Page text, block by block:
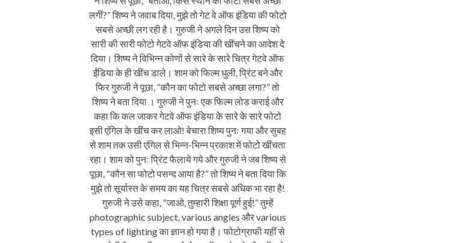
लगीं?” शिष्य ने जवाब दिया, मुझे तो गेट वे ऑफ इंडिया की फोटो
सबसे अच्छी लग रही है। गुरुजी ने अगले दिन उस शिष्य को
सारी की सारी फोटो गेटवे ऑफ इंडिया की खींचने का आदेश दे
दिया। शिष्य ने विभिन्न कोणों से सारे के सारे चित्र गेटवे ऑफ
ईंडिया के ही खींच डाले। शाम को फिल्म धुली, प्रिंट बने और
फिर गुरुजी ने पूछा, “कौन का फोटो सबसे अच्छा लगा?” तो
शिष्य ने बता दिया । गुरुजी ने पुनः एक फिल्म लोड कराई और
कहा कि कल जाकर गेटवे ऑफ इंडिया के सारे के सारे फोटो
इसी एंगिल के खींच कर लाओ! बेचारा शिष्य पुनः गया और सुबह
से शाम तक उसी एंगिल से भिन्न-भिन्न प्रकाश में फोटो खींचता
रहा। शाम को पुनः प्रिंट फैलाये गये और गुरुजी ने जब शिष्य से
पूछा, “कौन सा फोटो पसन्द आया है?” तो शिष्य ने बता दिया कि
मुझे तो सूर्यास्त के समय का यह चित्र सबसे अधिक भा रहा है!
गुरुजी ने उसे कहा, “जाओ, तुम्हारी शिक्षा पूर्ण हुई!” तुम्हें
photographic subject, various angles और various
types of lighting का ज्ञान हो गया है। फोटोग्राफी यहीं से